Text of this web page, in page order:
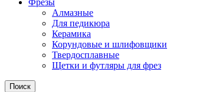
Фрезы
Алмазные
Для педикюра
Керамика
Корундовые и шлифовщики
Твердосплавные
Щетки и футляры для фрез
Поиск